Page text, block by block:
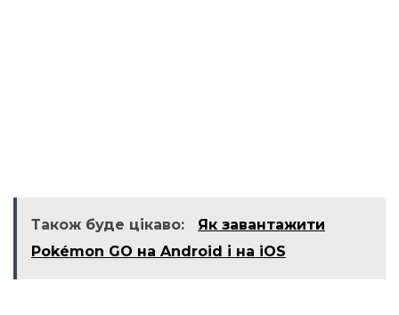
Також буде цікаво:
Як завантажити
Pokémon GO на Android і на iOS